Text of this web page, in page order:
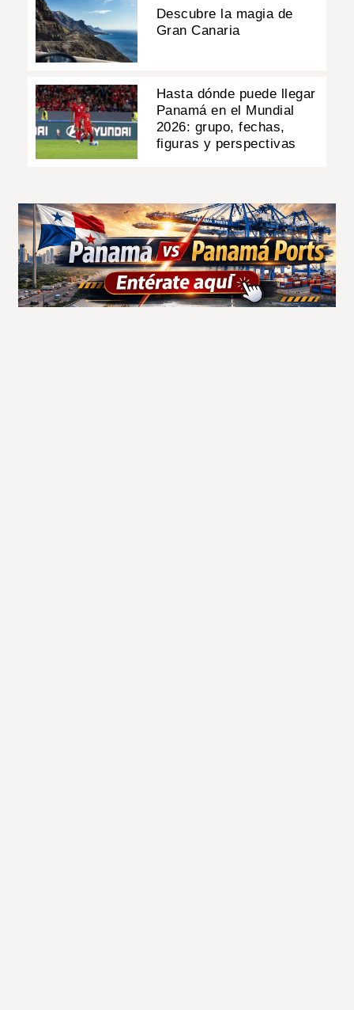
Descubre la magia de
Gran Canaria
Hasta dónde puede llegar
Panamá en el Mundial
2026: grupo, fechas,
figuras y perspectivas